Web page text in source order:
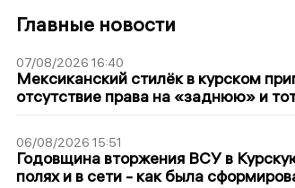
Главные новости
07/08/2026 16:40
Мексиканский стилёк в курском
отсутствие права на «заднюю» и
06/08/2026 15:51
Годовщина вторжения ВСУ в
полях и в сети - как была